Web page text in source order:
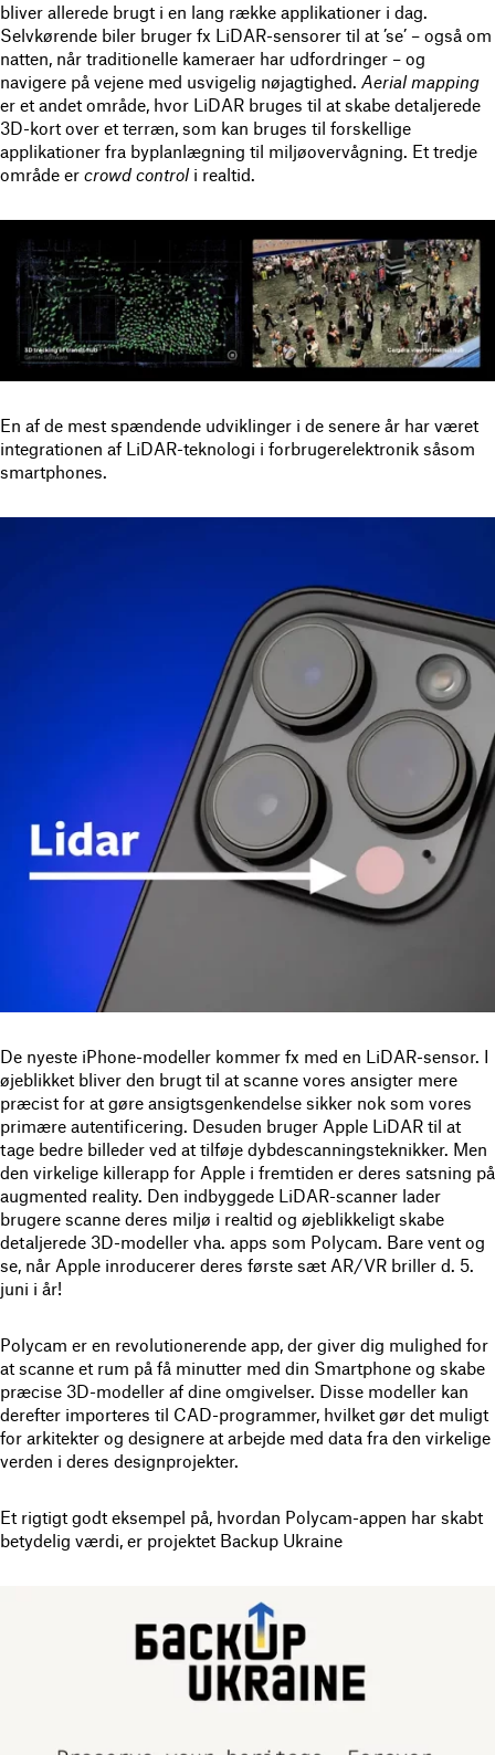
bliver allerede brugt i en lang række applikationer i dag.
Selvkørende biler bruger fx LiDAR-sensorer til at ’se’ – også om
natten, når traditionelle kameraer har udfordringer – og
navigere på vejene med usvigelig nøjagtighed. Aerial mapping
er et andet område, hvor LiDAR bruges til at skabe detaljerede
3D-kort over et terræn, som kan bruges til forskellige
applikationer fra byplanlægning til miljøovervågning. Et tredje
område er crowd controli realtid.
En af de mest spændende udviklinger i de senere år har været
integrationen af LiDAR-teknologi i forbrugerelektronik såsom
smartphones.
De nyeste iPhone-modeller kommer fx med en LiDAR-sensor. I
øjeblikket bliver den brugt til at scanne vores ansigter mere
præcist for at gøre ansigtsgenkendelse sikker nok som vores
primære autentificering. Desuden bruger Apple LiDAR til at
tage bedre billeder ved at tilføje dybdescanningsteknikker. Men
den virkelige killerapp for Apple i fremtiden er deres satsning på
augmented reality. Den indbyggede LiDAR-scanner lader
brugere scanne deres miljø i realtid og øjeblikkeligt skabe
detaljerede 3D-modeller vha. apps som Polycam. Bare vent og
se, når Apple inroducerer deres første sæt AR/VR briller d. 5.
juni i år!
Polycam er en revolutionerende app, der giver dig mulighed for
at scanne et rum på få minutter med din Smartphone og skabe
præcise 3D-modeller af dine omgivelser. Disse modeller kan
derefter importeres til CAD-programmer, hvilket gør det muligt
for arkitekter og designere at arbejde med data fra den virkelige
verden i deres designprojekter.
Et rigtigt godt eksempel på, hvordan Polycam-appen har skabt
betydelig værdi, er projektet Backup Ukraine